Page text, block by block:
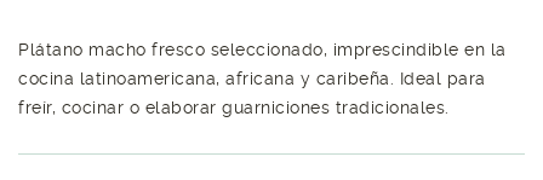
Plátano macho fresco seleccionado, imprescindible en la
cocina latinoamericana, africana y caribeña. Ideal para
freír, cocinar o elaborar guarniciones tradicionales.